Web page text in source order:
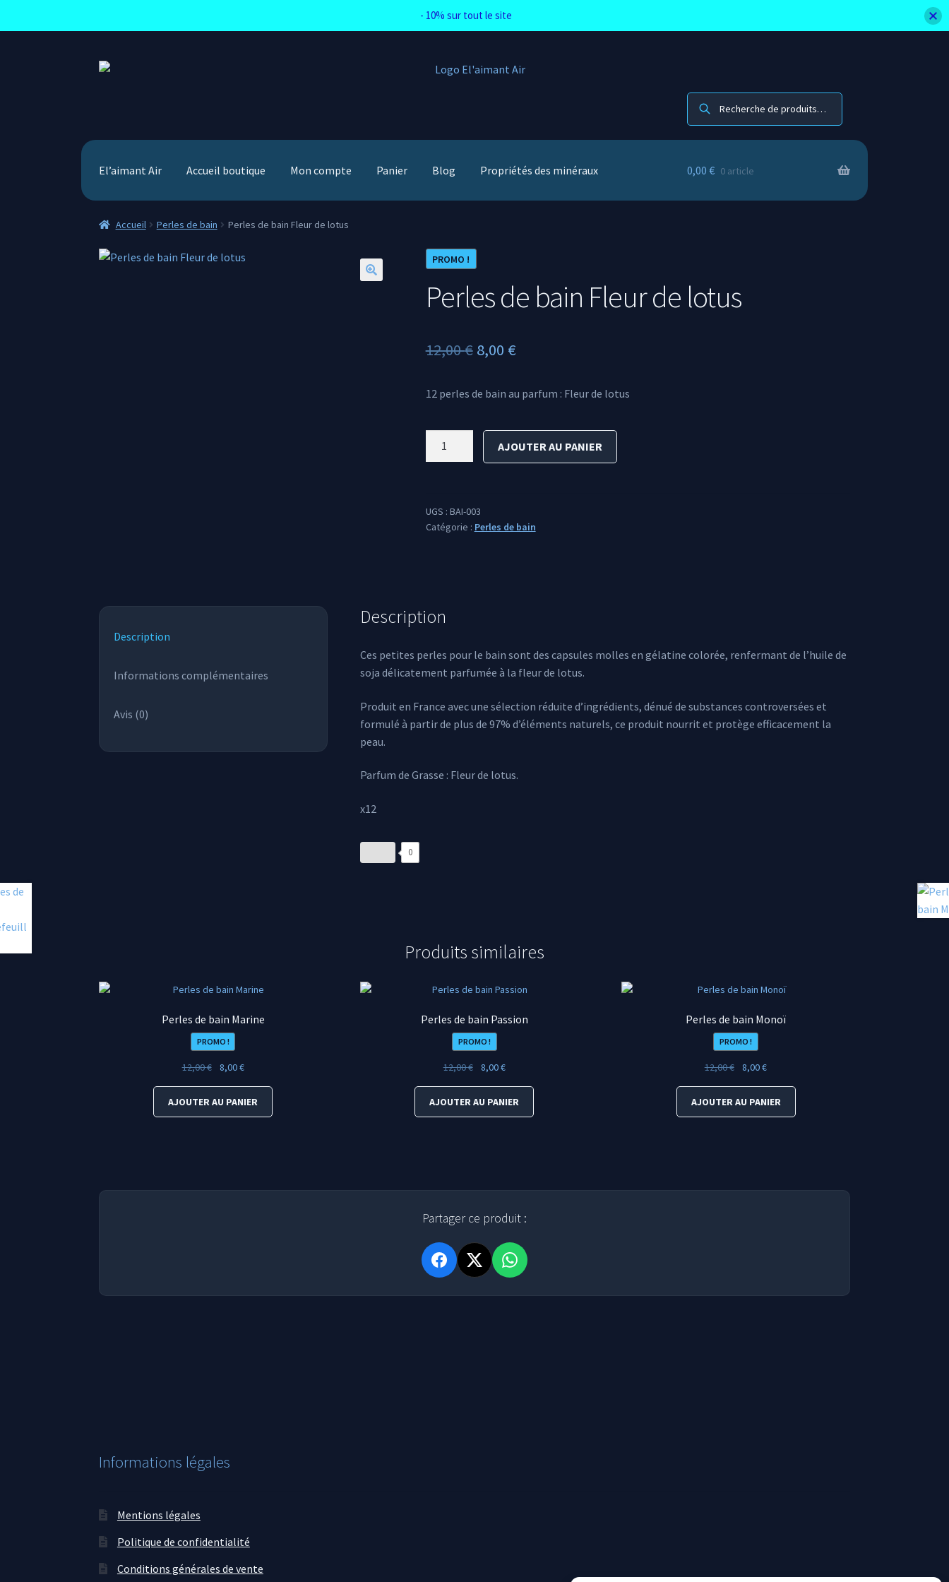
Aller
Aller
Recherche
El’aimant Air Accueil boutique Mon compte Panier Blog Propriétés des minéraux 0,00 € 0 article
Accueil Perles de bain Perles de bain Fleur de lotus
PROMO !
Perles de bain Fleur de lotus
12,00€ Le
initial
était :
12,00 €.
8,00 €Le
actuel
est :
8,00 €.
12 perles de bain au parfum : Fleur de lotus
bain
Fleur
AJOUTER AU PANIER
UGS : BAI-003
Catégorie : Perles de bain
Description
Informations complémentaires
Avis (0)
Description
Ces petites perles pour le bain sont des capsules molles en gélatine colorée, renfermant de l’huile de
soja délicatement parfumée à la fleur de lotus.
Produit en France avec une sélection réduite d’ingrédients, dénué de substances controversées et
formulé à partir de plus de 97% d’éléments naturels, ce produit nourrit et protège efficacement la
peau.
Parfum de Grasse : Fleur de lotus.
x12
0
Produits similaires
Perles de bain Marine
PROMO !
12,00€
Le
initial
8,00€Le
actuel
AJOUTER AU PANIER
Perles de bain Passion
PROMO !
12,00€
Le
initial
8,00€Le
actuel
AJOUTER AU PANIER
Perles de bain Monoï
PROMO !
12,00€
Le
initial
8,00€Le
actuel
AJOUTER AU PANIER
Partager ce produit :
Informations légales
Mentions légales
Politique de confidentialité
Conditions générales de vente
- 10% sur tout le site